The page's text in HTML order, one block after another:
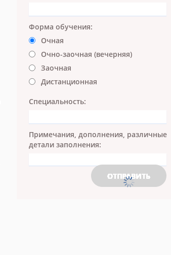
Форма обучения:
Очная
Очно-заочная (вечерняя)
Заочная
Дистанционная
Специальность:
Примечания, дополнения, различные
детали заполнения: